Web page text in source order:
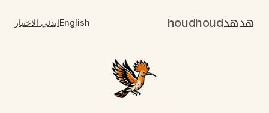
هدهدhoudhoud
Englishابدئي الاختبار